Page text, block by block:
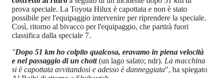
prova speciale. La Toyota Hilux è capottata e non è stato
possibile per l'equipaggio intervenire per riprendere la speciale.
Così, ritorno al bivacco per l'equipaggio, che partirà fuori
classifica dalla speciale 7.
"Dopo 51 km ho colpito qualcosa, eravamo in piena velocità
e nel passaggio di un chott(un lago salato; ndr). La macchina
si è capottata avvitandosi e adesso è danneggiata", ha spiegato